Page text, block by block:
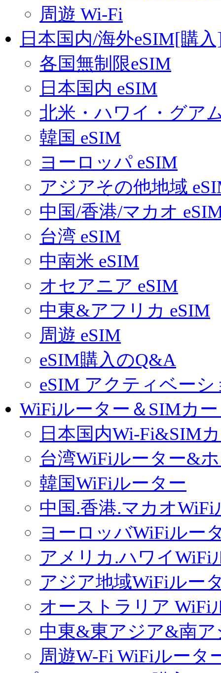
周遊 Wi-Fi
日本国内/海外eSIM[購
各国無制限eSIM
日本国内 eSIM
北米・ハワイ・グア
韓国 eSIM
ヨーロッパ eSIM
アジアその他地域
中国/香港/マカオ
台湾 eSIM
中南米 eSIM
オセアニア eSIM
中東&アフリカ eSIM
周遊 eSIM
eSIM購入のQ&A
eSIM アクティベー
WiFiルーター＆SIMカ
日本国内Wi-Fi&SIM
台湾WiFiルーター&
韓国WiFiルーター
中国.香港.マカオWiFi
ヨーロッバWiFiルー
アメリカ.ハワイWiFi
アジア地域WiFiルー
オーストラリア WiFi
中東&東アジア&南
周遊W-Fi WiFiルータ